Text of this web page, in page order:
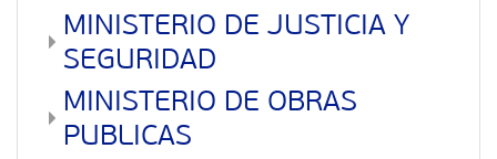
MINISTERIO DE JUSTICIA Y
SEGURIDAD
MINISTERIO DE OBRAS
PUBLICAS